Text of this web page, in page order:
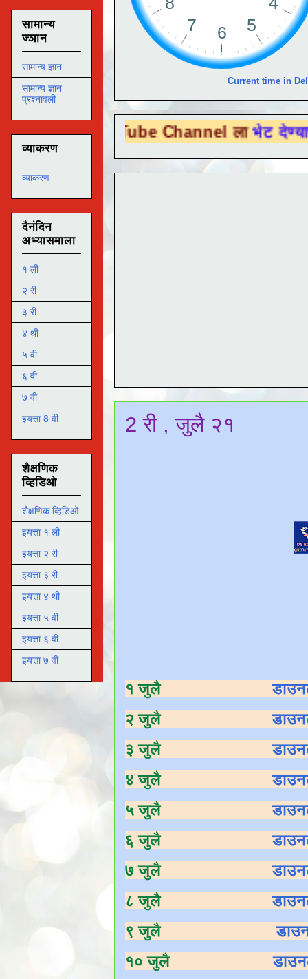
Current time in
Tube Channel लाभेट देण्यासाठी येथे
2 री , जुलै २१
१ जुलै
२ जुलै
३ जुलै
४ जुलै
५ जुलै
६ जुलै
७ जुलै
८ जुलै
९ जुलै
१० जुलै
सामान्य
ज्ञान
सामान्य ज्ञान
सामान्य ज्ञान
प्रश्नावली
व्याकरण
व्याकरण
दैनंदिन
अभ्यासमाला
१ ली
२ री
३ री
४ थी
५ वी
६ वी
७ वी
इयत्ता 8 वी
शैक्षणिक
व्हिडिओ
शैक्षणिक व्हिडिओ
इयत्ता १ ली
इयत्ता २ री
इयत्ता ३ री
इयत्ता ४ थी
इयत्ता ५ वी
इयत्ता ६ वी
इयत्ता ७ वी